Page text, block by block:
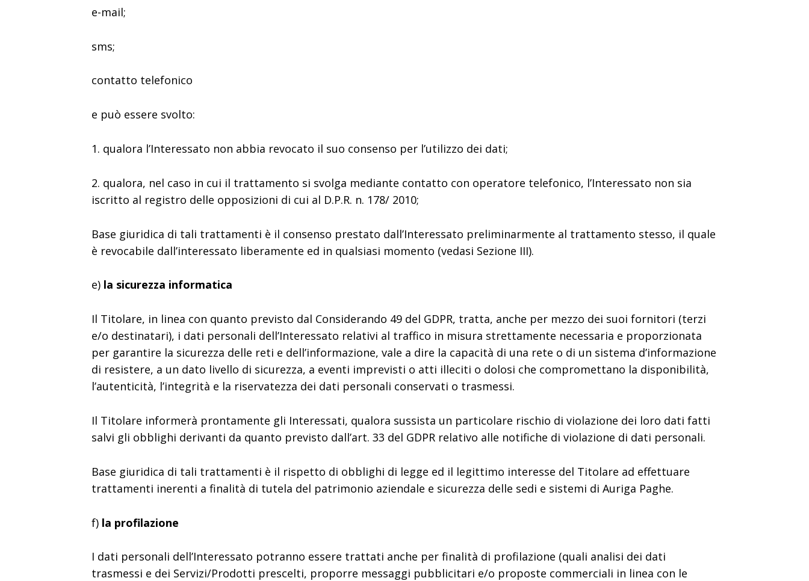
e-mail;
sms;
contatto telefonico
e può essere svolto:
1. qualora l’Interessato non abbia revocato il suo consenso per l’utilizzo dei dati;
2. qualora, nel caso in cui il trattamento si svolga mediante contatto con operatore telefonico, l’Interessato non sia
iscritto al registro delle opposizioni di cui al D.P.R. n. 178/ 2010;
Base giuridica di tali trattamenti è il consenso prestato dall’Interessato preliminarmente al trattamento stesso, il quale
è revocabile dall’interessato liberamente ed in qualsiasi momento (vedasi Sezione III).
e) la sicurezza informatica
Il Titolare, in linea con quanto previsto dal Considerando 49 del GDPR, tratta, anche per mezzo dei suoi fornitori (terzi
e/o destinatari), i dati personali dell’Interessato relativi al traffico in misura strettamente necessaria e proporzionata
per garantire la sicurezza delle reti e dell’informazione, vale a dire la capacità di una rete o di un sistema d’informazione
di resistere, a un dato livello di sicurezza, a eventi imprevisti o atti illeciti o dolosi che compromettano la disponibilità,
l’autenticità, l’integrità e la riservatezza dei dati personali conservati o trasmessi.
Il Titolare informerà prontamente gli Interessati, qualora sussista un particolare rischio di violazione dei loro dati fatti
salvi gli obblighi derivanti da quanto previsto dall’art. 33 del GDPR relativo alle notifiche di violazione di dati personali.
Base giuridica di tali trattamenti è il rispetto di obblighi di legge ed il legittimo interesse del Titolare ad effettuare
trattamenti inerenti a finalità di tutela del patrimonio aziendale e sicurezza delle sedi e sistemi di Auriga Paghe.
f) la profilazione
I dati personali dell’Interessato potranno essere trattati anche per finalità di profilazione (quali analisi dei dati
trasmessi e dei Servizi/Prodotti prescelti, proporre messaggi pubblicitari e/o proposte commerciali in linea con le